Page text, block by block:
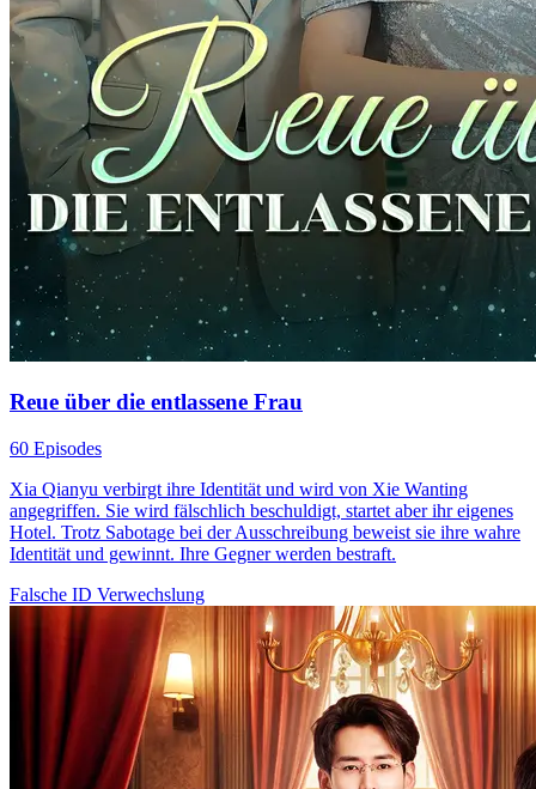
Reue über die entlassene Frau
60 Episodes
Xia Qianyu verbirgt ihre Identität und wird von Xie Wanting
angegriffen. Sie wird fälschlich beschuldigt, startet aber ihr eigenes
Hotel. Trotz Sabotage bei der Ausschreibung beweist sie ihre wahre
Identität und gewinnt. Ihre Gegner werden bestraft.
Falsche ID Verwechslung